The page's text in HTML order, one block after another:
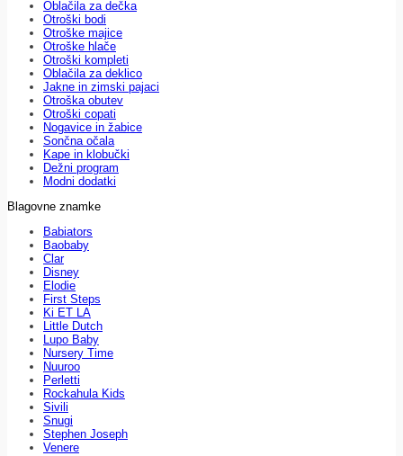
Oblačila za dečka
Otroški bodi
Otroške majice
Otroške hlače
Otroški kompleti
Oblačila za deklico
Jakne in zimski pajaci
Otroška obutev
Otroški copati
Nogavice in žabice
Sončna očala
Kape in klobučki
Dežni program
Modni dodatki
Blagovne znamke
Babiators
Baobaby
Clar
Disney
Elodie
First Steps
Ki ET LA
Little Dutch
Lupo Baby
Nursery Time
Nuuroo
Perletti
Rockahula Kids
Sivili
Snugi
Stephen Joseph
Venere